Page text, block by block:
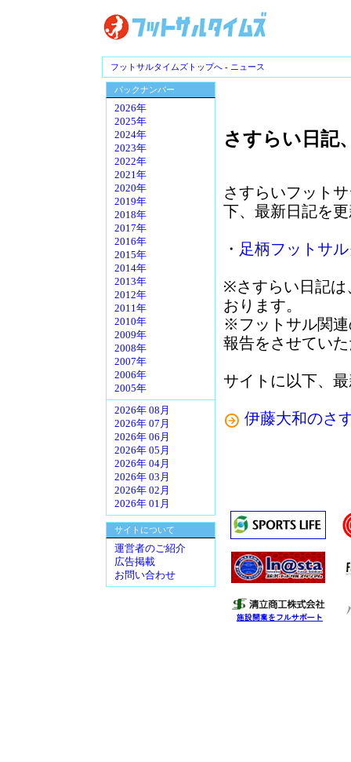
フットサルタイムズトップへ - ニュース
バックナンバー
2026年
2025年
2024年
2023年
2022年
2021年
2020年
2019年
2018年
2017年
2016年
2015年
2014年
2013年
2012年
2011年
2010年
2009年
2008年
2007年
2006年
2005年
2026年 08月
2026年 07月
2026年 06月
2026年 05月
2026年 04月
2026年 03月
2026年 02月
2026年 01月
サイトについて
運営者のご紹介
広告掲載
お問い合わせ
さすらい日記
さすらいフット
下、最新日記を
・ 足柄フットサ
※さすらい日記は
おります。
※フットサル関連
報告をさせてい
サイトに以下、
伊藤大和のさ